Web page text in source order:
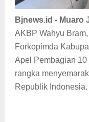
Bjnews.id - Muaro
AKBP Wahyu
Forkopimda
Apel Pembagian
rangka
Republik Indonesia.